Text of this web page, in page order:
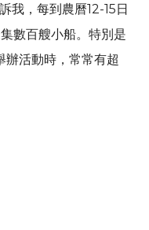
我，每到農曆12-15日
數百艘小船。特別是
活動時，常常有超